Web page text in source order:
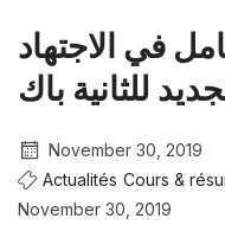
في الاجتهاد
للثانية باك
November 30, 2019
Actualités Cours &
November 30, 2019